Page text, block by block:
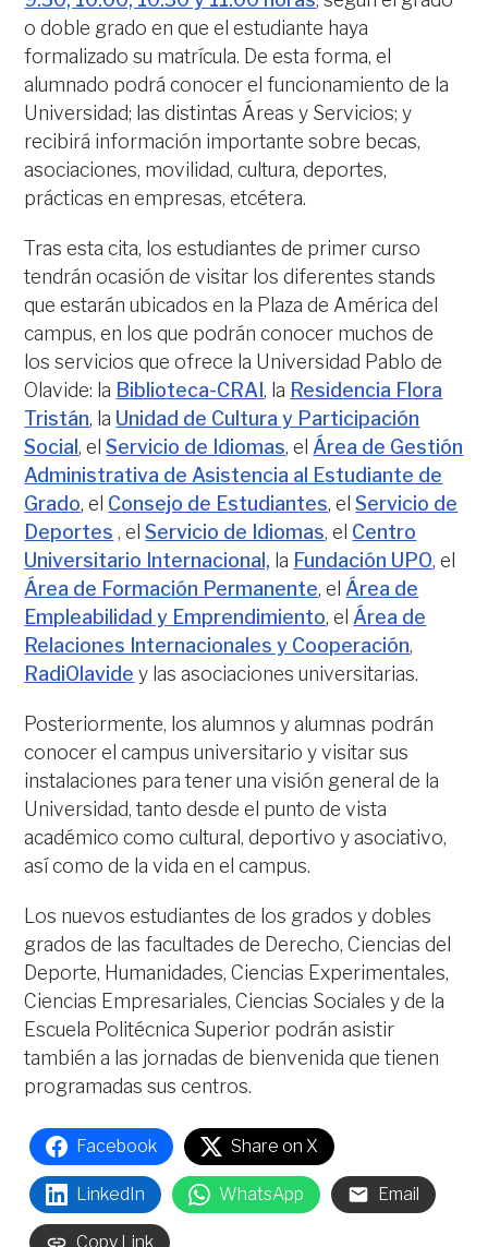
o doble grado en que el estudiante haya
formalizado su matrícula. De esta forma, el
alumnado podrá conocer el funcionamiento de la
Universidad; las distintas Áreas y Servicios; y
recibirá información importante sobre becas,
asociaciones, movilidad, cultura, deportes,
prácticas en empresas, etcétera.
Tras esta cita, los estudiantes de primer curso
tendrán ocasión de visitar los diferentes stands
que estarán ubicados en la Plaza de América del
campus, en los que podrán conocer muchos de
los servicios que ofrece la Universidad Pablo de
Olavide: la Biblioteca-CRAI, la Residencia Flora
Tristán, la Unidad de Cultura y Participación
Social, elServicio de Idiomas, el Área de Gestión
Administrativa de Asistencia al Estudiante de
Grado, el Consejo de Estudiantes, elServicio de
Deportes , elServicio de Idiomas, el Centro
Universitario Internacional, la Fundación UPO, el
Área de Formación Permanente, el Área de
Empleabilidad y Emprendimiento, el Área de
Relaciones Internacionales y Cooperación,
RadiOlavide y las asociaciones universitarias.
Posteriormente, los alumnos y alumnas podrán
conocer el campus universitario y visitar sus
instalaciones para tener una visión general de la
Universidad, tanto desde el punto de vista
académico como cultural, deportivo y asociativo,
así como de la vida en el campus.
Los nuevos estudiantes de los grados y dobles
grados de las facultades de Derecho, Ciencias del
Deporte, Humanidades, Ciencias Experimentales,
Ciencias Empresariales, Ciencias Sociales y de la
Escuela Politécnica Superior podrán asistir
también a las jornadas de bienvenida que tienen
programadas sus centros.
Facebook Share on X
LinkedIn WhatsApp Email
Copy Link